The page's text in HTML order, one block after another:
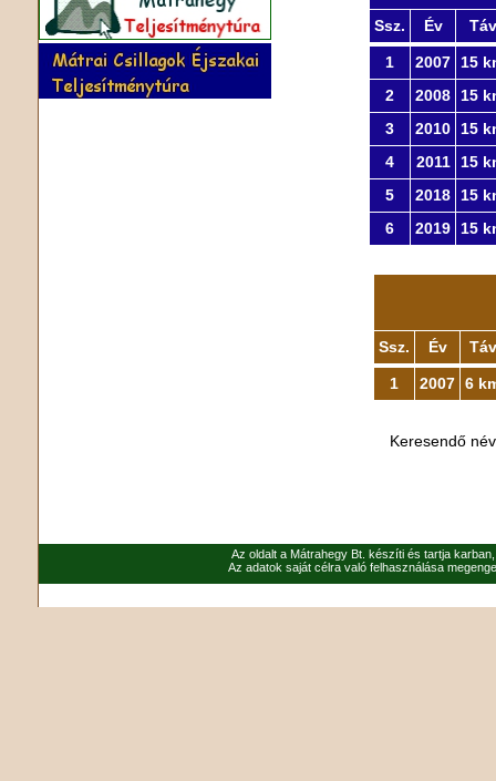
Ssz. Év Táv
1 2007
15
2
2008
15
3
2010
15
4
2011
15
5
2018
15
6
2019 15
Ssz. Év Táv
1 2007 6
Keresendő
Az oldalt a Mátrahegy Bt. készíti és tartja
Az adatok saját célra való felhasználása